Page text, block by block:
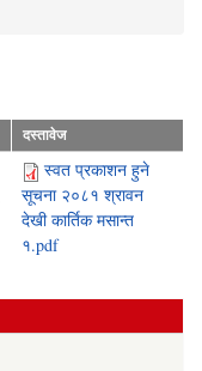
दस्तावेज
स्वत प्रकाशन हुने
सूचना २०८१ श्रावन
देखी कार्तिक मसान्त
१.pdf